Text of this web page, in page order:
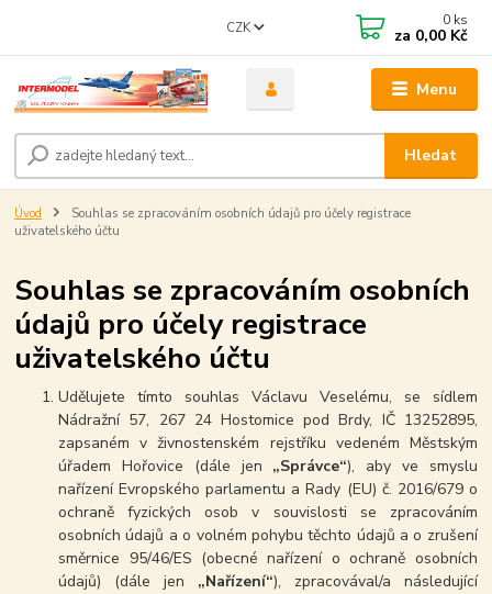
Menu
CZK
Hledat
0 ks
za 0,00 Kč
Úvod
Souhlas se zpracováním osobních údajů pro účely registrace
uživatelského účtu
Souhlas se zpracováním osobních
údajů pro účely registrace
uživatelského účtu
Udělujete tímto souhlas Václavu Veselému, se sídlem
Nádražní 57, 267 24 Hostomice pod Brdy, IČ 13252895,
zapsaném v živnostenském rejstříku vedeném Městským
úřadem Hořovice (dále jen „Správce“), aby ve smyslu
nařízení Evropského parlamentu a Rady (EU) č. 2016/679 o
ochraně fyzických osob v souvislosti se zpracováním
osobních údajů a o volném pohybu těchto údajů a o zrušení
směrnice 95/46/ES (obecné nařízení o ochraně osobních
údajů) (dále jen „Nařízení“), zpracovával/a následující